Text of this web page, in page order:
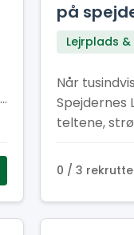
på
Lejrplads &
Når
Spejdernes
teltene,
et stærkt
0 / 3